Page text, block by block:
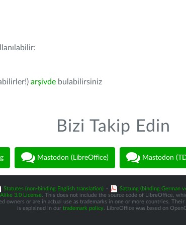
arşivde bulabilirsiniz
Bizi Takip Edin
Mastodon (LibreOffice) Mastodon
Statutes (non-binding English translation) - Satzung (binding German
3.0 License. This does not include the source code of LibreOffice,
owners or are in actual use as trademarks in one or more countries.
is explained in our trademark policy. LibreOffice was based on